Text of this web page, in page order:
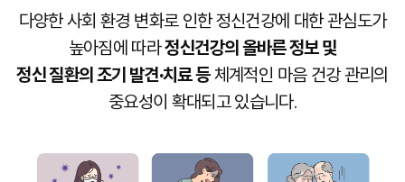
다양한 사회 환경 변화로 인한 정신건강에 대한 관심도가
높아짐에 따라정신건강의 올바른 정보 및
정신 질환의 조기 발견·치료 등체계적인 마음 건강 관리의
중요성이 확대되고 있습니다.